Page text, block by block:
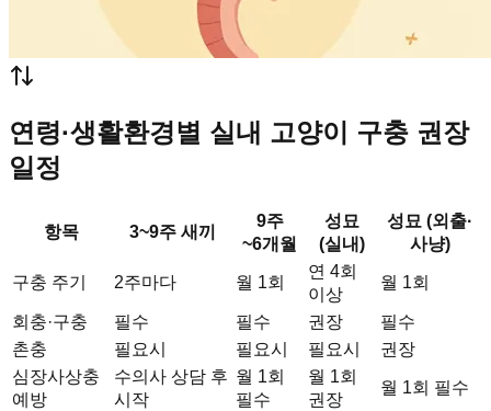
연령·생활환경별 실내 고양이 구충 권장
일정
항목 3~9주 새끼
9주
~6개월
성묘
(실내)
성묘 (외출·
사냥)
구충 주기 2주마다 월 1회
연 4회
이상
월 1회
회충·구충 필수 필수 권장
필수
촌충
필요시 필요시 필요시
권장
심장사상충
예방
수의사 상담 후
시작
월 1회
필수
월 1회
권장
월 1회 필수